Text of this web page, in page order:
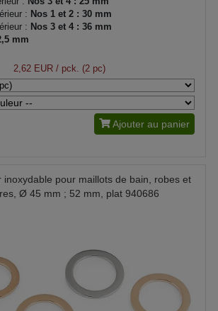
: Nos 1 et 2 : 30 mm
: Nos 3 et 4 : 36 mm
mm
2,62 EUR / pck. (2 pc)
Ajouter au panier
inoxydable pour maillots de bain, robes et
Ø 45 mm ; 52 mm, plat 940686